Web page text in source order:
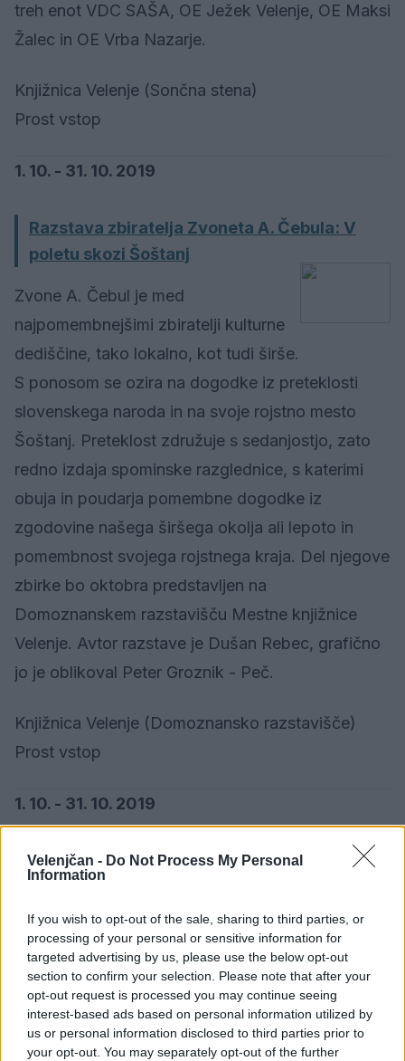
Velenjčan - Do Not Process My Personal
Information
If you wish to opt-out of the sale, sharing to third parties, or
processing of your personal or sensitive information for
targeted advertising by us, please use the below opt-out
section to confirm your selection. Please note that after your
opt-out request is processed you may continue seeing
interest-based ads based on personal information utilized by
us or personal information disclosed to third parties prior to
your opt-out. You may separately opt-out of the further
treh enot VDC SAŠA, OE Ježek Velenje, OE Maksi
Žalec in OE Vrba Nazarje.
Knjižnica Velenje (Sončna stena)
Prost vstop
1. 10. - 31. 10. 2019
Razstava zbiratelja Zvoneta A. Čebula: V
poletu skozi Šoštanj
Zvone A. Čebul je med
najpomembnejšimi zbiratelji kulturne
dediščine, tako lokalno, kot tudi širše.
S ponosom se ozira na dogodke iz preteklosti
slovenskega naroda in na svoje rojstno mesto
Šoštanj. Preteklost združuje s sedanjostjo, zato
redno izdaja spominske razglednice, s katerimi
obuja in poudarja pomembne dogodke iz
zgodovine našega širšega okolja ali lepoto in
pomembnost svojega rojstnega kraja. Del njegove
zbirke bo oktobra predstavljen na
Domoznanskem razstavišču Mestne knjižnice
Velenje. Avtor razstave je Dušan Rebec, grafično
jo je oblikoval Peter Groznik - Peč.
Knjižnica Velenje (Domoznansko razstavišče)
Prost vstop
1. 10. - 31. 10. 2019
Razstava Bralka meseca
zvesta bralka Simona Valoh. Simona
ima rada dobre zgodbe, zato so
knjige njene prijateljice že od otroštva. Pravi, da
se ob branju sprosti in odpotuje v svet domišljije.
Del knjig, ki so se je dotaknile, bo predstavila v